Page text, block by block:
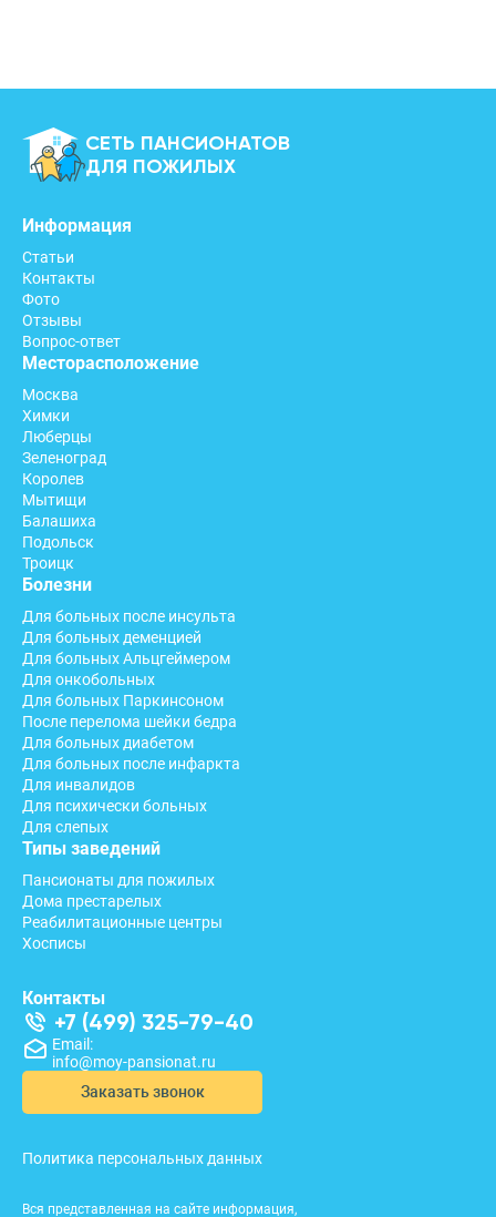
СЕТЬ ПАНСИОНАТОВ
ДЛЯ ПОЖИЛЫХ
Вся представленная на сайте информация,
Информация
Статьи
Контакты
Фото
Отзывы
Вопрос-ответ
Месторасположение
Москва
Химки
Люберцы
Зеленоград
Королев
Мытищи
Балашиха
Подольск
Троицк
Болезни
Для больных после инсульта
Для больных деменцией
Для больных Альцгеймером
Для онкобольных
Для больных Паркинсоном
После перелома шейки бедра
Для больных диабетом
Для больных после инфаркта
Для инвалидов
Для психически больных
Для слепых
Типы заведений
Пансионаты для пожилых
Дома престарелых
Реабилитационные центры
Хосписы
Контакты
+7 (499) 325-79-40
Email:
info@moy-pansionat.ru
Заказать звонок
Политика персональных данных